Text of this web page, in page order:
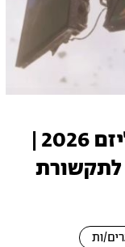
אירוע נעילה – טכנופיאודליזם 2026 |
לתקשורת
ות